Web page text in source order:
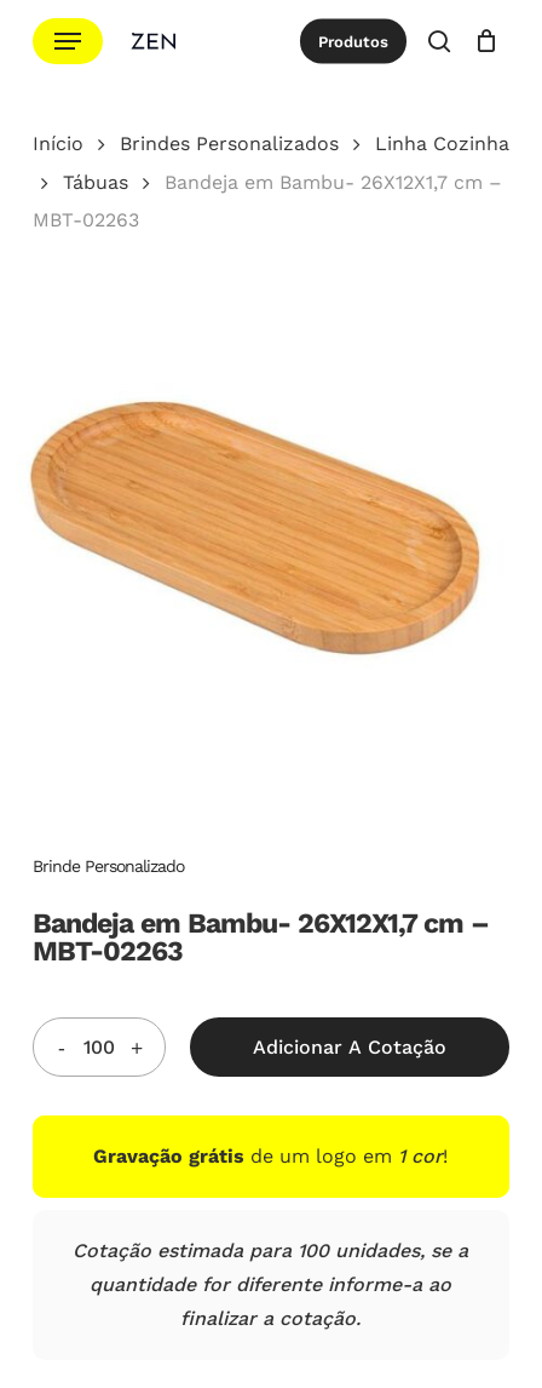
para
principal
Menu Produtos
procurar
Cotação Close
Início Brindes Personalizados
Linha Cozinha
Tábuas
Bandeja em Bambu- 26X12X1,7 cm –
MBT-02263
Brinde Personalizado
Bandeja em Bambu- 26X12X1,7 cm –
MBT-02263
Adicionar A Cotação
Gravação grátis de um logo em 1 cor!
Cotação estimada para 100 unidades, se a
quantidade for diferente informe-a ao
finalizar a cotação.